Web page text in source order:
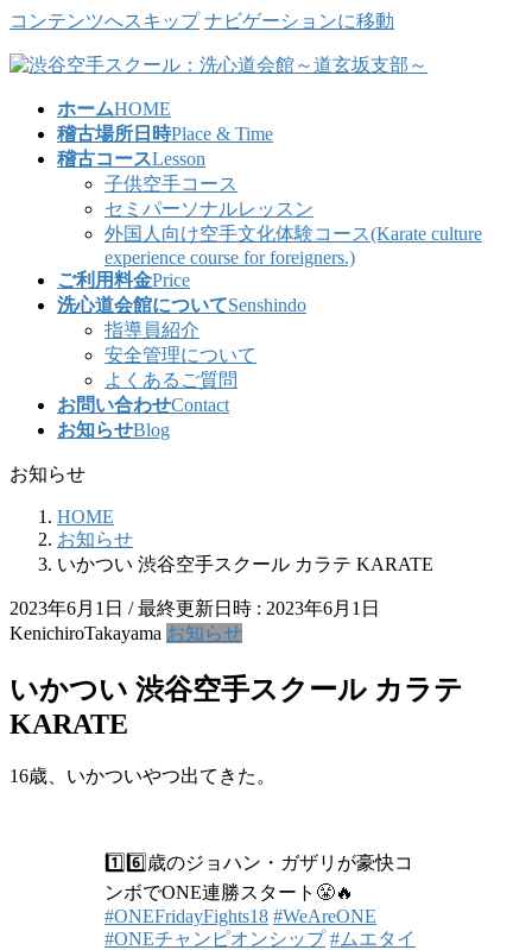
コンテンツへスキップ ナビゲーションに移動
ホームHOME
稽古場所日時Place & Time
稽古コースLesson
子供空手コース
セミパーソナルレッスン
外国人向け空手文化体験コース(Karate culture
experience course for foreigners.)
ご利用料金Price
洗心道会館についてSenshindo
指導員紹介
安全管理について
よくあるご質問
お問い合わせContact
お知らせBlog
お知らせ
HOME
お知らせ
いかつい 渋谷空手スクール カラテ KARATE
2023年6月1日 / 最終更新日時 : 2023年6月1日
KenichiroTakayama お知らせ
いかつい 渋谷空手スクール カラテ
KARATE
16歳、いかついやつ出てきた。
1️⃣6️⃣歳のジョハン・ガザリが豪快コ
ンボでONE連勝スタート😤🔥
#ONEFridayFights18 #WeAreONE
#ONEチャンピオンシップ #ムエタイ